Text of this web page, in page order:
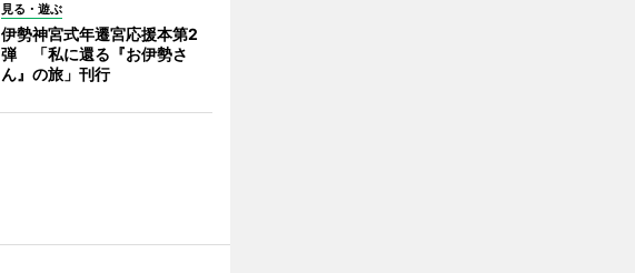
見る・遊ぶ
伊勢神宮式年遷宮応援本第2
弾 「私に還る『お伊勢さ
ん』の旅」刊行